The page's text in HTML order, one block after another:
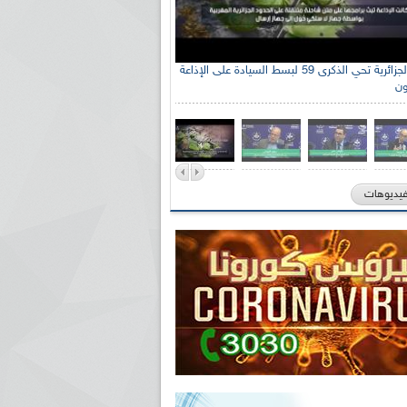
الإذاعة الجزائرية تحي الذكرى 59 لبسط السيادة على الإذاعة